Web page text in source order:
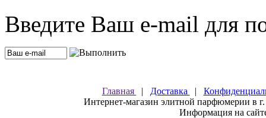
Введите Ваш e-mail для
Главная | Доставка |
Интернет-магазин элитной парфюмерии в
Информация на